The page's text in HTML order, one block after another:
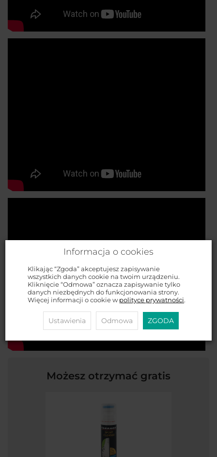
Możesz otrzymać gratis
Informacja o cookies
Klikając “Zgoda” akceptujesz zapisywanie
wszystkich danych cookie na twoim urządzeniu.
Kliknięcie “Odmowa” oznacza zapisywanie tylko
danych niezbędnych do funkcjonowania strony.
Więcej informacji o cookie w polityce prywatności.
Ustawienia Odmowa ZGODA